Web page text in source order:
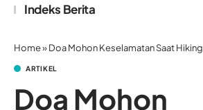
Indeks Berita
Home»Doa Mohon Keselamatan Saat Hiking
ARTIKEL
Doa Mohon